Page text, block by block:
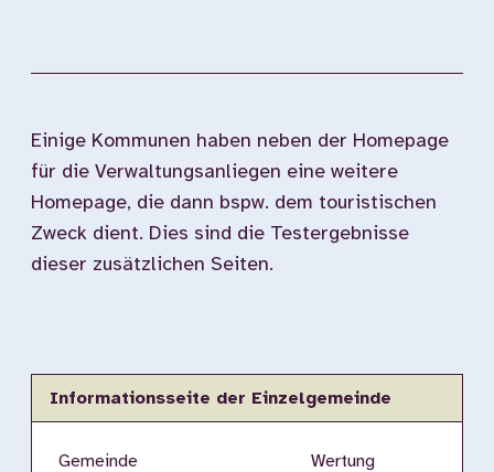
Einige Kommunen haben neben der Homepage
für die Verwaltungsanliegen eine weitere
Homepage, die dann bspw. dem touristischen
Zweck dient. Dies sind die Testergebnisse
dieser zusätzlichen Seiten.
Informationsseite der Einzelgemeinde
Gemeinde Wertung